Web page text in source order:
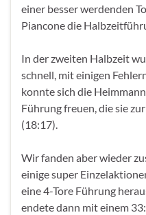
einer besser werdenden
Piancone die
In der zweiten Halbzeit
schnell, mit einigen
konnte sich die
Führung freuen, die sie
(18:17).
Wir fanden aber wieder
einige super
eine 4-Tore Führung
endete dann mit einem